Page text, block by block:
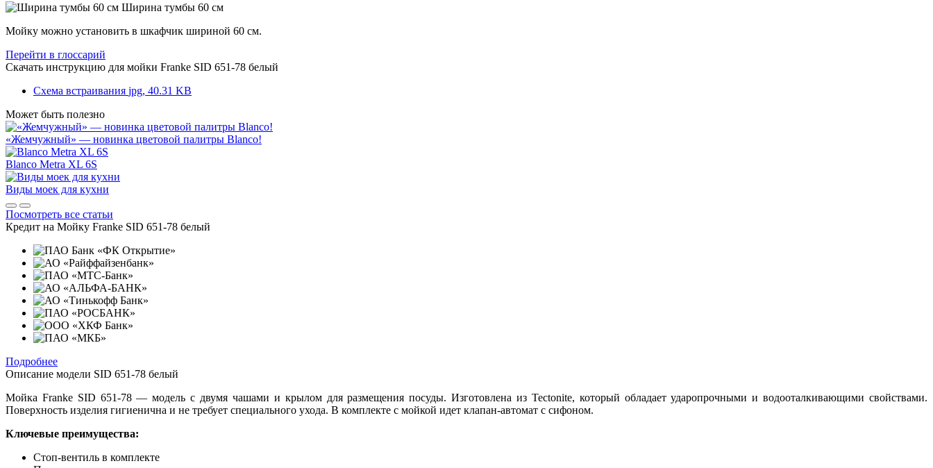
Ширина тумбы 60 см
Мойку можно установить в шкафчик шириной 60 см.
Перейти в глоссарий
Скачать инструкцию для мойки Franke SID 651-78 белый
Схема встраивания jpg, 40.31 KB
Может быть полезно
«Жемчужный» — новинка цветовой палитры Blanco!
Blanco Metra XL 6S
Виды моек для кухни
Посмотреть все статьи
Кредит на Мойку Franke SID 651-78 белый
Подробнее
Описание модели SID 651-78 белый
Мойка Franke SID 651-78 — модель с двумя чашами и крылом для размещения посуды. Изготовлена из Tectonite, который обладает ударопрочными и водооталкивающими свойствами.
Поверхность изделия гигиенична и не требует специального ухода. В комплекте с мойкой идет клапан-автомат с сифоном.
Ключевые преимущества:
Стоп-вентиль в комплекте